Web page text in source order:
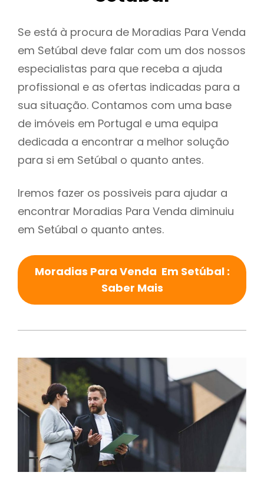
Se está à procura de Moradias Para Venda
em Setúbal deve falar com um dos nossos
especialistas para que receba a ajuda
profissional e as ofertas indicadas para a
sua situação. Contamos com uma base
de imóveis em Portugal e uma equipa
dedicada a encontrar a melhor solução
para si em Setúbal o quanto antes.
Iremos fazer os possiveis para ajudar a
encontrar Moradias Para Venda diminuiu
em Setúbal o quanto antes.
Moradias Para Venda Em Setúbal :
Saber Mais